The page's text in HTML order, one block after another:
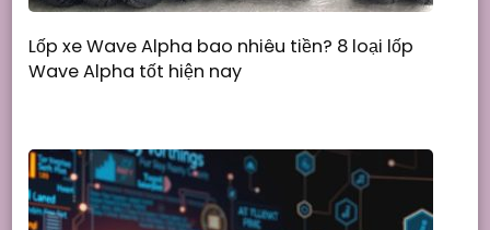
Lốp xe Wave Alpha bao nhiêu tiền? 8 loại lốp
Wave Alpha tốt hiện nay